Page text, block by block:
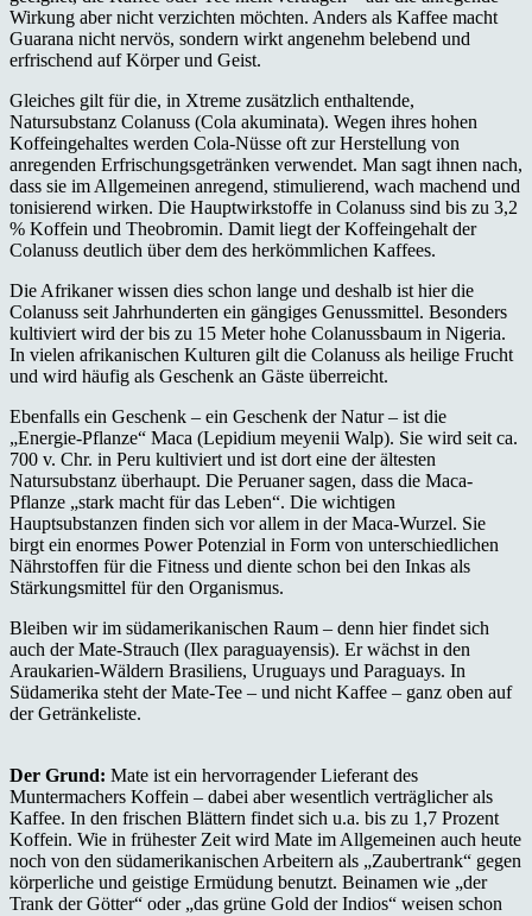
Wirkung aber nicht verzichten möchten. Anders als Kaffee macht
Guarana nicht nervös, sondern wirkt angenehm belebend und
erfrischend auf Körper und Geist.
Gleiches gilt für die, in Xtreme zusätzlich enthaltende,
Natursubstanz Colanuss (Cola akuminata). Wegen ihres hohen
Koffeingehaltes werden Cola-Nüsse oft zur Herstellung von
anregenden Erfrischungsgetränken verwendet. Man sagt ihnen nach,
dass sie im Allgemeinen anregend, stimulierend, wach machend und
tonisierend wirken. Die Hauptwirkstoffe in Colanuss sind bis zu 3,2
% Koffein und Theobromin. Damit liegt der Koffeingehalt der
Colanuss deutlich über dem des herkömmlichen Kaffees.
Die Afrikaner wissen dies schon lange und deshalb ist hier die
Colanuss seit Jahrhunderten ein gängiges Genussmittel. Besonders
kultiviert wird der bis zu 15 Meter hohe Colanussbaum in Nigeria.
In vielen afrikanischen Kulturen gilt die Colanuss als heilige Frucht
und wird häufig als Geschenk an Gäste überreicht.
Ebenfalls ein Geschenk – ein Geschenk der Natur – ist die
„Energie-Pflanze“ Maca (Lepidium meyenii Walp). Sie wird seit ca.
700 v. Chr. in Peru kultiviert und ist dort eine der ältesten
Natursubstanz überhaupt. Die Peruaner sagen, dass die Maca-
Pflanze „stark macht für das Leben“. Die wichtigen
Hauptsubstanzen finden sich vor allem in der Maca-Wurzel. Sie
birgt ein enormes Power Potenzial in Form von unterschiedlichen
Nährstoffen für die Fitness und diente schon bei den Inkas als
Stärkungsmittel für den Organismus.
Bleiben wir im südamerikanischen Raum – denn hier findet sich
auch der Mate-Strauch (Ilex paraguayensis). Er wächst in den
Araukarien-Wäldern Brasiliens, Uruguays und Paraguays. In
Südamerika steht der Mate-Tee – und nicht Kaffee – ganz oben auf
der Getränkeliste.
Der Grund: Mate ist ein hervorragender Lieferant des
Muntermachers Koffein – dabei aber wesentlich verträglicher als
Kaffee. In den frischen Blättern findet sich u.a. bis zu 1,7 Prozent
Koffein. Wie in frühester Zeit wird Mate im Allgemeinen auch heute
noch von den südamerikanischen Arbeitern als „Zaubertrank“ gegen
körperliche und geistige Ermüdung benutzt. Beinamen wie „der
Trank der Götter“ oder „das grüne Gold der Indios“ weisen schon